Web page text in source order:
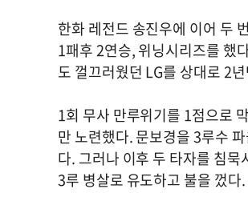
한화 레전드 송진우에 이어 두
1패후 2연승, 위닝시리즈를 했
도 껄끄러웠던 LG를 상대로 2
1회 무사 만루위기를 1점으로
만 노련했다. 문보경을 3루수
다. 그러나 이후 두 타자를 침
3루 병살로 유도하고 불을 껐다.